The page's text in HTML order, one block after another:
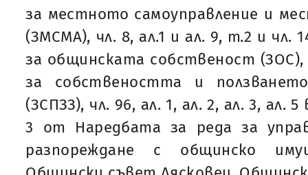
за местното самоуправление и
(ЗМСМА), чл. 8, ал.1 и ал. 9, т.2 и чл.
за общинската собственост (ЗОС),
за собствеността и
(ЗСПЗЗ), чл. 96, ал. 1, ал. 2, ал. 3, ал.
3 от Наредбата за реда за
разпореждане с общинско